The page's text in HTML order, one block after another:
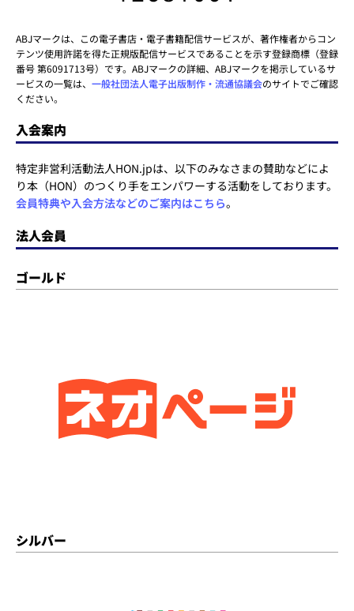
ABJマークは、この電子書店・電子書籍配信サービスが、著作権者からコン
テンツ使用許諾を得た正規版配信サービスであることを示す登録商標（登録
番号 第6091713号）です。ABJマークの詳細、ABJマークを掲示しているサ
ービスの一覧は、 一般社団法人電子出版制作・流通協議会のサイトでご確認
ください。
入会案内
特定非営利活動法人HON.jpは、以下のみなさまの賛助などによ
り本（HON）のつくり手をエンパワーする活動をしております。
会員特典や入会方法などのご案内はこちら。
法人会員
ゴールド
シルバー